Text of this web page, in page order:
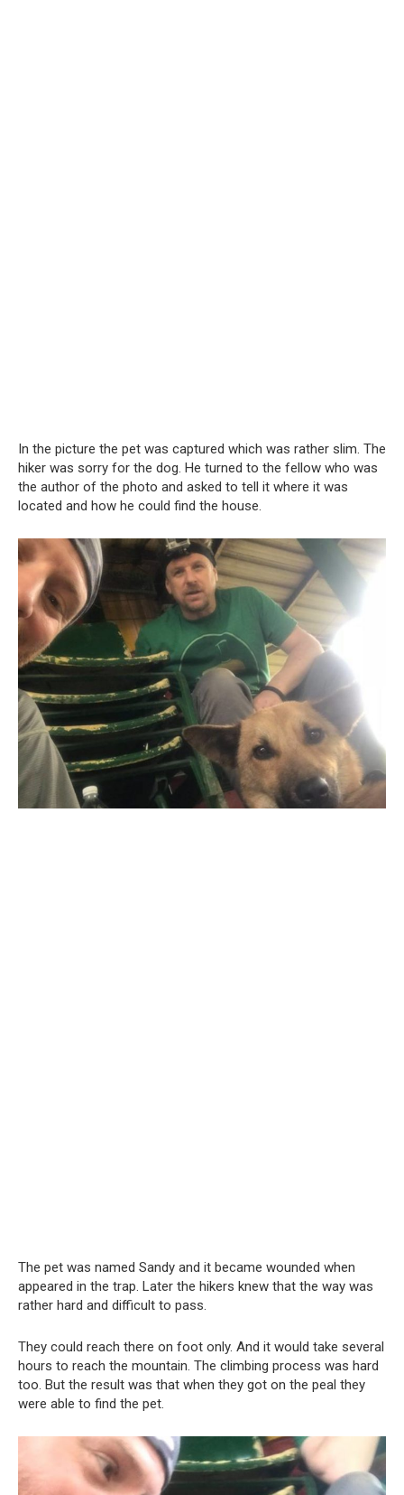
In the picture the pet was captured which was rather slim. The
hiker was sorry for the dog. He turned to the fellow who was
the author of the photo and asked to tell it where it was
located and how he could find the house.
The pet was named Sandy and it became wounded when
appeared in the trap. Later the hikers knew that the way was
rather hard and difficult to pass.
They could reach there on foot only. And it would take several
hours to reach the mountain. The climbing process was hard
too. But the result was that when they got on the peal they
were able to find the pet.